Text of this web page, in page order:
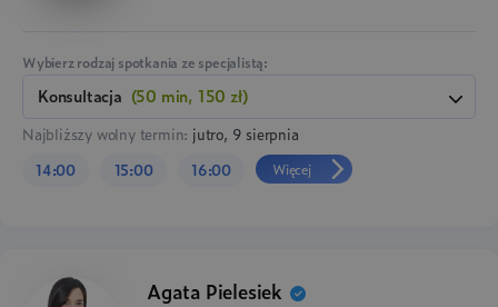
Wybierz rodzaj spotkania ze specjalistą:
konsultacja (50 min, 150 zł)
Najbliższy wolny termin: jutro, 9 sierpnia
14:00
15:00 16:00 Więcej
Agata Pielesiek